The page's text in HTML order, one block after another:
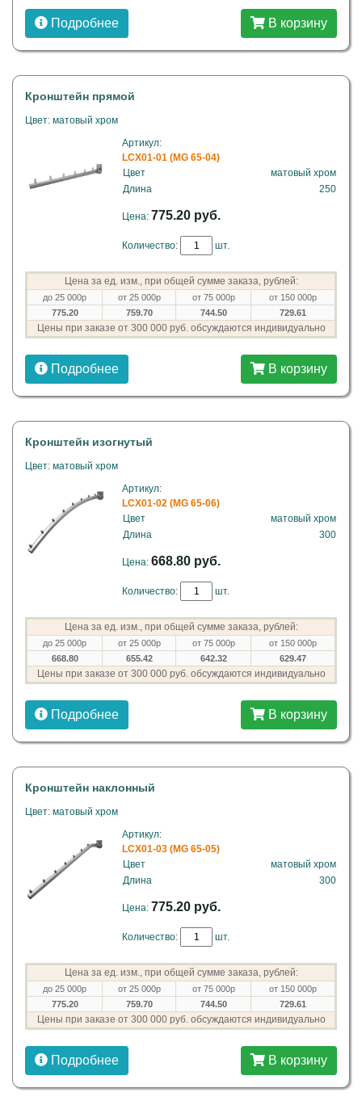
Подробнее В корзину
Кронштейн прямой
Цвет: матовый хром
Артикул:
LCX01-01 (MG 65-04)
Цвет
матовый хром
Длина
250
Цена: 775.20 руб.
Количество: шт.
Цена за ед. изм., при общей сумме заказа, рублей:
до 25 000р от 25 000р от 75 000р
от 150 000р
775.20
759.70 744.50 729.61
Цены при заказе от 300 000 руб. обсуждаются индивидуально
Подробнее В корзину
Кронштейн изогнутый
Цвет: матовый хром
Артикул:
LCX01-02 (MG 65-06)
Цвет
матовый хром
Длина
300
Цена: 668.80 руб.
Количество: шт.
Цена за ед. изм., при общей сумме заказа, рублей:
до 25 000р от 25 000р от 75 000р
от 150 000р
668.80
655.42 642.32 629.47
Цены при заказе от 300 000 руб. обсуждаются индивидуально
Подробнее В корзину
Кронштейн наклонный
Цвет: матовый хром
Артикул:
LCX01-03 (MG 65-05)
Цвет
матовый хром
Длина
300
Цена: 775.20 руб.
Количество: шт.
Цена за ед. изм., при общей сумме заказа, рублей:
до 25 000р от 25 000р от 75 000р
от 150 000р
775.20
759.70 744.50 729.61
Цены при заказе от 300 000 руб. обсуждаются индивидуально
Подробнее В корзину